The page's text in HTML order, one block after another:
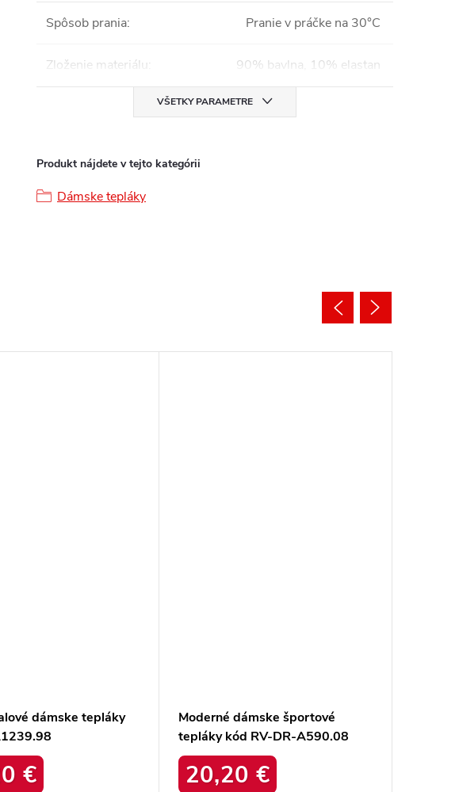
Spôsob prania: Pranie v práčke na 30°C
Zloženie materiálu : 90% bavlna, 10% elastan
VŠETKY PARAMETRE
Produkt nájdete v tejto kategórii
Dámske tepláky
dámske tepláky
€
Moderné dámske športové
tepláky kód RV-DR-A590.08
20,20 €